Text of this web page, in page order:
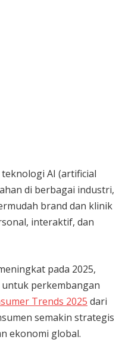
teknologi AI (artificial
di berbagai industri,
brand dan klinik
interaktif, dan
pada 2025,
perkembangan
Trends 2025 dari
semakin strategis
ekonomi global.